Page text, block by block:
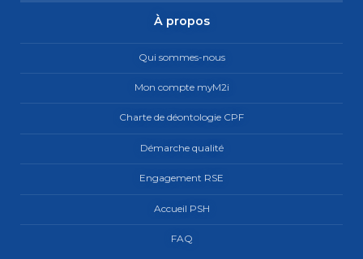
À propos
Qui sommes-nous
Mon compte myM2i
Charte de déontologie CPF
Démarche qualité
Engagement RSE
Accueil PSH
FAQ